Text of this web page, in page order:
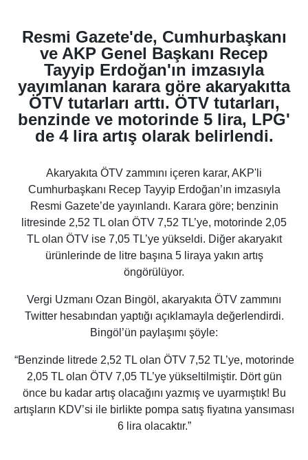
Resmi Gazete'de, Cumhurbaşkanı
ve AKP Genel Başkanı Recep
Tayyip Erdoğan'ın imzasıyla
yayımlanan karara göre akaryakıtta
ÖTV tutarları arttı. ÖTV tutarları,
benzinde ve motorinde 5 lira, LPG'
de 4 lira artış olarak belirlendi.
Akaryakıta ÖTV zammını içeren karar, AKP'li
Cumhurbaşkanı Recep Tayyip Erdoğan’ın imzasıyla
Resmi Gazete’de yayınlandı. Karara göre; benzinin
litresinde 2,52 TL olan ÖTV 7,52 TL’ye, motorinde 2,05
TL olan ÖTV ise 7,05 TL’ye yükseldi. Diğer akaryakıt
ürünlerinde de litre başına 5 liraya yakın artış
öngörülüyor.
Vergi Uzmanı Ozan Bingöl, akaryakıta ÖTV zammını
Twitter hesabından yaptığı açıklamayla değerlendirdi.
Bingöl’ün paylaşımı şöyle:
“Benzinde litrede 2,52 TL olan ÖTV 7,52 TL’ye, motorinde
2,05 TL olan ÖTV 7,05 TL’ye yükseltilmiştir. Dört gün
önce bu kadar artış olacağını yazmış ve uyarmıştık! Bu
artışların KDV’si ile birlikte pompa satış fiyatına yansıması
6 lira olacaktır.”